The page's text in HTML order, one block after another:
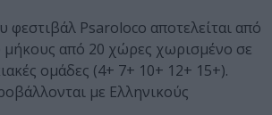
φεστιβάλ Psaroloco αποτελείται από
μήκους από 20 χώρες χωρισμένο σε
ομάδες (4+ 7+ 10+ 12+ 15+).
με Ελληνικούς